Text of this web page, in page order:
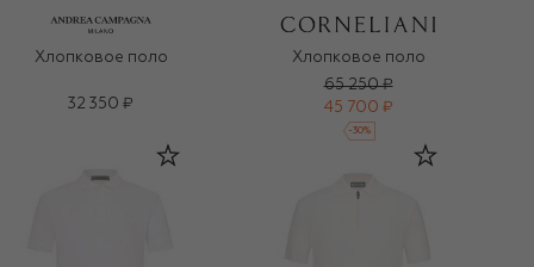
Хлопковое поло
32 350 ₽
Хлопковое поло
65 250 ₽
45 700 ₽
-30%